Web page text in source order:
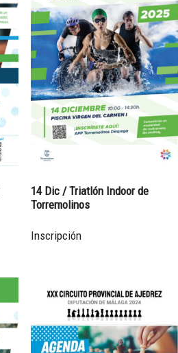
14 Dic / Triatlón Indoor de
Torremolinos
Inscripción